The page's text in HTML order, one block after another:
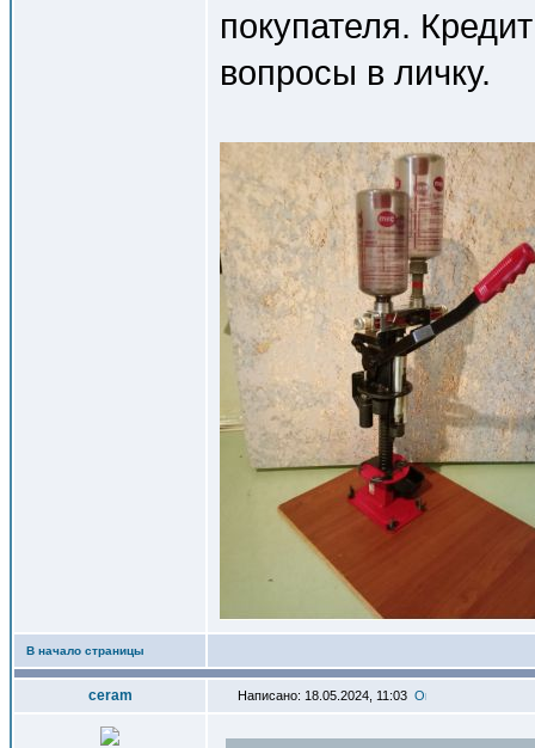
покупателя.
вопросы в личку.
В начало страницы
ceram Написано: 18.05.2024, 11:03